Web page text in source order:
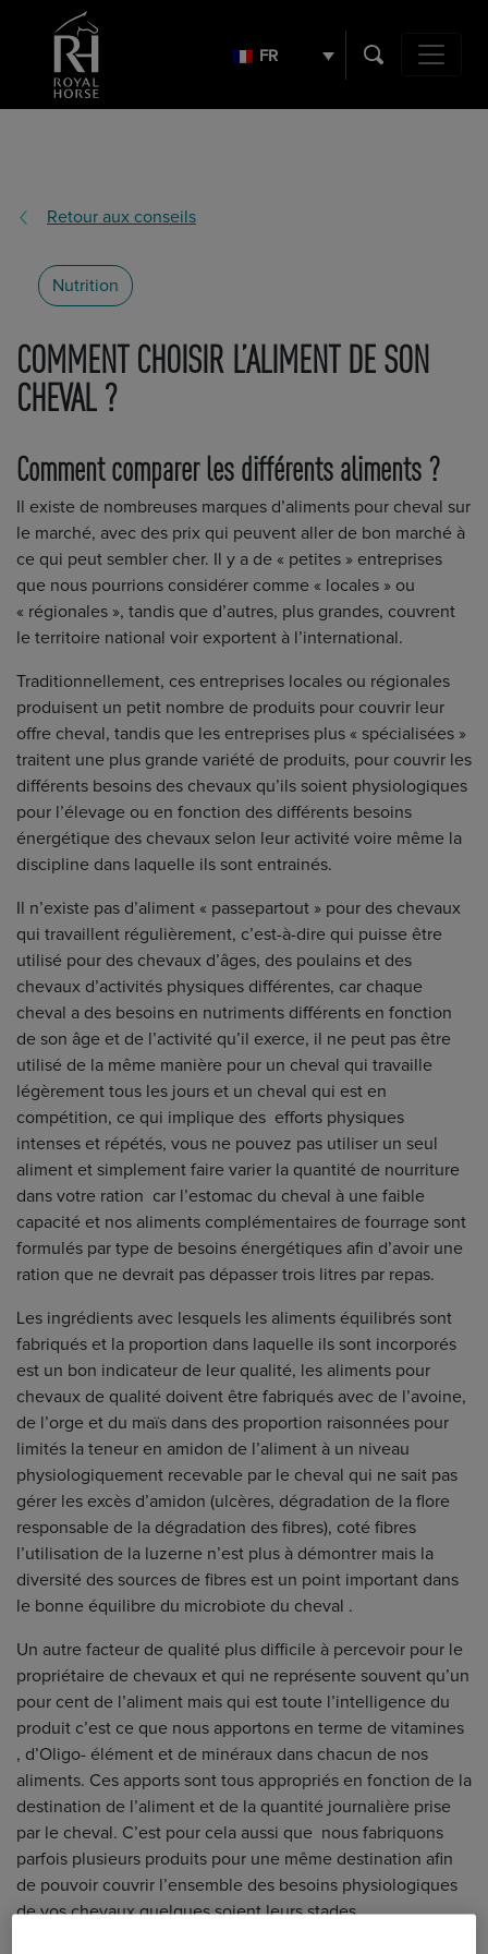
FR
Nutrition
Retour aux conseils
COMMENT CHOISIR L’ALIMENT DE SON
CHEVAL ?
Comment comparer les différents aliments ?
Il existe de nombreuses marques d’aliments pour cheval sur
le marché, avec des prix qui peuvent aller de bon marché à
ce qui peut sembler cher. Il y a de « petites » entreprises
que nous pourrions considérer comme « locales » ou
« régionales », tandis que d’autres, plus grandes, couvrent
le territoire national voir exportent à l’international.
Traditionnellement, ces entreprises locales ou régionales
produisent un petit nombre de produits pour couvrir leur
offre cheval, tandis que les entreprises plus « spécialisées »
traitent une plus grande variété de produits, pour couvrir les
différents besoins des chevaux qu’ils soient physiologiques
pour l’élevage ou en fonction des différents besoins
énergétique des chevaux selon leur activité voire même la
discipline dans laquelle ils sont entrainés.
Il n’existe pas d’aliment « passepartout » pour des chevaux
qui travaillent régulièrement, c’est-à-dire qui puisse être
utilisé pour des chevaux d’âges, des poulains et des
chevaux d’activités physiques différentes, car chaque
cheval a des besoins en nutriments différents en fonction
de son âge et de l’activité qu’il exerce, il ne peut pas être
utilisé de la même manière pour un cheval qui travaille
légèrement tous les jours et un cheval qui est en
compétition, ce qui implique des efforts physiques
intenses et répétés, vous ne pouvez pas utiliser un seul
aliment et simplement faire varier la quantité de nourriture
dans votre ration car l’estomac du cheval à une faible
capacité et nos aliments complémentaires de fourrage sont
formulés par type de besoins énergétiques afin d’avoir une
ration que ne devrait pas dépasser trois litres par repas.
Les ingrédients avec lesquels les aliments équilibrés sont
fabriqués et la proportion dans laquelle ils sont incorporés
est un bon indicateur de leur qualité, les aliments pour
chevaux de qualité doivent être fabriqués avec de l’avoine,
de l’orge et du maïs dans des proportion raisonnées pour
limités la teneur en amidon de l’aliment à un niveau
physiologiquement recevable par le cheval qui ne sait pas
gérer les excès d’amidon (ulcères, dégradation de la flore
responsable de la dégradation des fibres), coté fibres
l’utilisation de la luzerne n’est plus à démontrer mais la
diversité des sources de fibres est un point important dans
le bonne équilibre du microbiote du cheval .
Un autre facteur de qualité plus difficile à percevoir pour le
propriétaire de chevaux et qui ne représente souvent qu’un
pour cent de l’aliment mais qui est toute l’intelligence du
produit c’est ce que nous apportons en terme de vitamines
, d’Oligo- élément et de minéraux dans chacun de nos
aliments. Ces apports sont tous appropriés en fonction de la
destination de l’aliment et de la quantité journalière prise
par le cheval. C’est pour cela aussi que nous fabriquons
parfois plusieurs produits pour une même destination afin
de pouvoir couvrir l’ensemble des besoins physiologiques
de vos chevaux quelques soient leurs stades